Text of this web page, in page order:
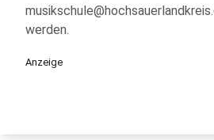
werden.
Anzeige